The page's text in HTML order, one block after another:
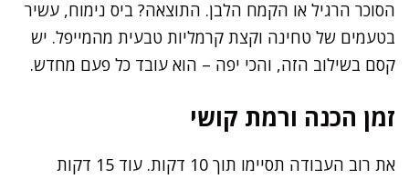
הסוכר הרגיל או הקמח הלבן. התוצאה? ביס נימוח, עשיר
בטעמים של טחינה וקצת קרמליות טבעית מהמייפל. יש
קסם בשילוב הזה, והכי יפה – הוא עובד כל פעם מחדש.
זמן הכנה ורמת קושי
את רוב העבודה תסיימו תוך 10 דקות. עוד 15 דקות